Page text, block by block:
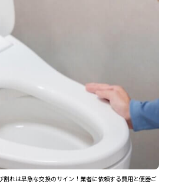
割れは早急な交換のサイン！業者に依頼する費用と便器ご